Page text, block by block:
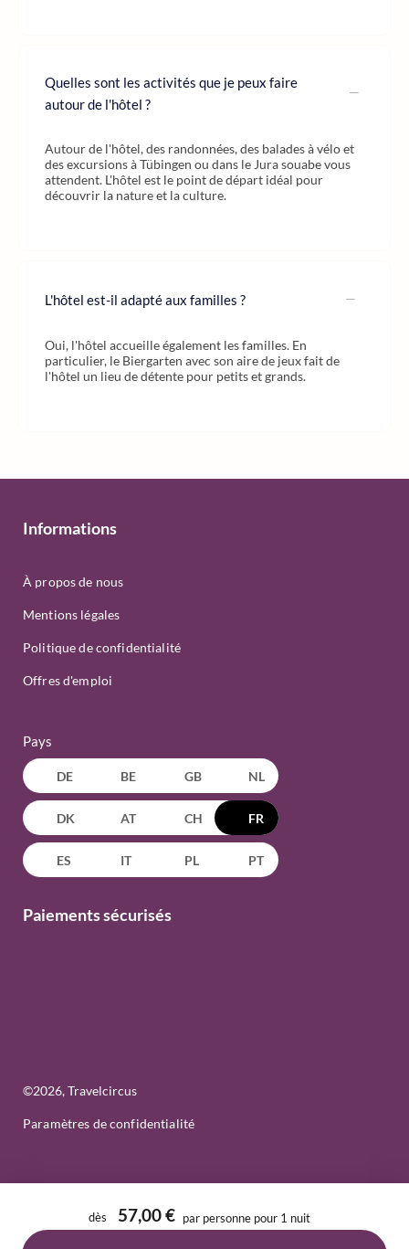
Quelles sont les activités que je peux faire
autour de l'hôtel ?
Autour de l'hôtel, des randonnées, des balades à vélo et
des excursions à Tübingen ou dans le Jura souabe vous
attendent. L'hôtel est le point de départ idéal pour
découvrir la nature et la culture.
L'hôtel est-il adapté aux familles ?
Oui, l'hôtel accueille également les familles. En
particulier, le Biergarten avec son aire de jeux fait de
l'hôtel un lieu de détente pour petits et grands.
dès 57,00 € par personne pour 1 nuit
Informations
À propos de nous
Mentions légales
Politique de confidentialité
Offres d'emploi
Pays
DE BE GB NL
DK AT CH FR
ES IT PL PT
Paiements sécurisés
©2026, Travelcircus
Paramètres de confidentialité